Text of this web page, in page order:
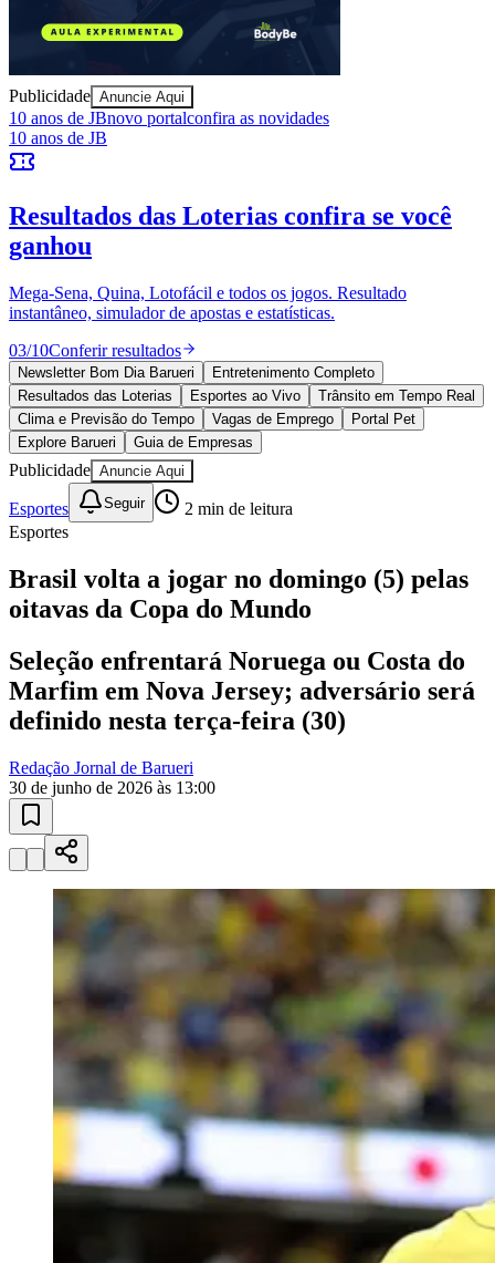
Ceará
Publicidade Anuncie Aqui
10 anos de JBnovo portal
confira as novidades
10 anos de JB
Esportes ao Vivo placares e tabelas
atualizadas
Paulistão, Brasileirão, Champions League e mais. Placar em tempo
real, classificação e notícias esportivas.
04/10Acompanhar jogos
Newsletter Bom Dia Barueri
Clima e Previsão do Tempo
Vagas de Emprego
Portal Pet
Explore Barueri
Publicidade Anuncie Aqui
Esportes Seguir
min de leitura
Esportes
Brasil volta a jogar no domingo (5) pelas
oitavas da Copa do Mundo
Seleção enfrentará Noruega ou Costa do
Marfim em Nova Jersey; adversário será
definido nesta terça-feira (30)